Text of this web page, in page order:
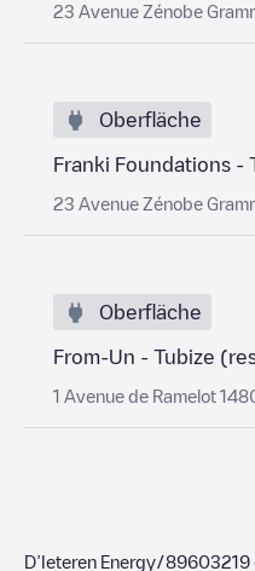
23 Avenue Zénobe
Oberfläche
Franki Foundations -
23 Avenue Zénobe
Oberfläche
From-Un - Tubize
1 Avenue de Ramelot
D’Ieteren Energy/89603219